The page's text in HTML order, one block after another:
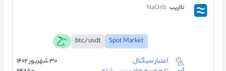
نااریب NaOrib
Spot Market
btc/usdt
اعتبار سیگنال
۳۰ شهریور ۱۴۰۲